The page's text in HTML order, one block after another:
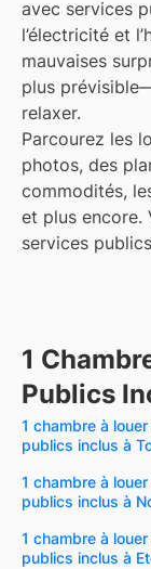
avec services
l’électricité et
mauvaises
plus
relaxer.
Parcourez les
photos, des
commodités,
et plus encore.
services
1
Publics
1 chambre à
publics inclus à
1 chambre à
publics inclus à
1 chambre à
publics inclus à